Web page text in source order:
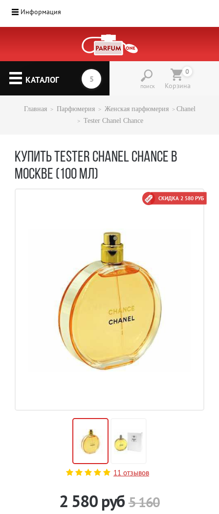
Информация
КАТАЛОГ
поиск
0
Корзина
Главная Парфюмерия Женская парфюмерия
Chanel
Tester Chanel Chance
КУПИТЬ TESTER CHANEL CHANCE В
МОСКВЕ (100 МЛ)
СКИДКА 2 580 РУБ
11 отзывов
2 580 руб 5 160